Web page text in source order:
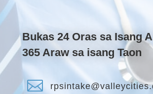
Bukas 24 Oras sa Isang
365 Araw sa isang Taon
